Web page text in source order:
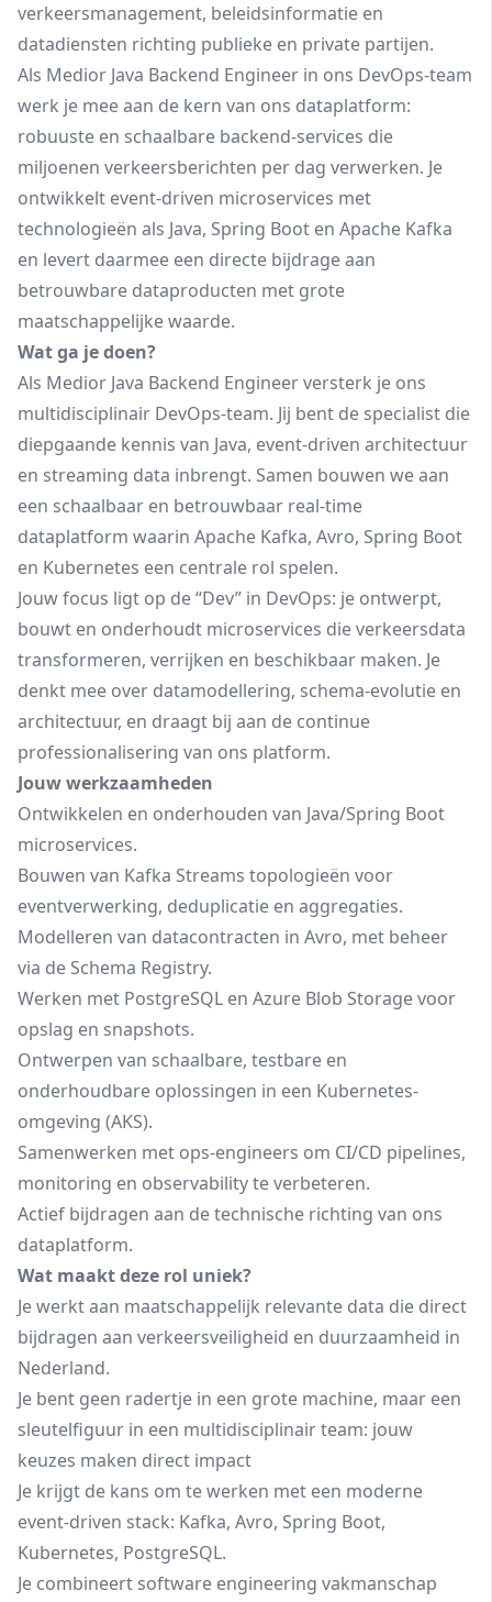
verkeersmanagement, beleidsinformatie en
datadiensten richting publieke en private partijen.
Als Medior Java Backend Engineer in ons DevOps-team
werk je mee aan de kern van ons dataplatform:
robuuste en schaalbare backend-services die
miljoenen verkeersberichten per dag verwerken. Je
ontwikkelt event-driven microservices met
technologieën als Java, Spring Boot en Apache Kafka
en levert daarmee een directe bijdrage aan
betrouwbare dataproducten met grote
maatschappelijke waarde.
Wat ga je doen?
Als Medior Java Backend Engineer versterk je ons
multidisciplinair DevOps-team. Jij bent de specialist die
diepgaande kennis van Java, event-driven architectuur
en streaming data inbrengt. Samen bouwen we aan
een schaalbaar en betrouwbaar real-time
dataplatform waarin Apache Kafka, Avro, Spring Boot
en Kubernetes een centrale rol spelen.
Jouw focus ligt op de “Dev” in DevOps: je ontwerpt,
bouwt en onderhoudt microservices die verkeersdata
transformeren, verrijken en beschikbaar maken. Je
denkt mee over datamodellering, schema-evolutie en
architectuur, en draagt bij aan de continue
professionalisering van ons platform.
Jouw werkzaamheden
Ontwikkelen en onderhouden van Java/Spring Boot
microservices.
Bouwen van Kafka Streams topologieën voor
eventverwerking, deduplicatie en aggregaties.
Modelleren van datacontracten in Avro, met beheer
via de Schema Registry.
Werken met PostgreSQL en Azure Blob Storage voor
opslag en snapshots.
Ontwerpen van schaalbare, testbare en
onderhoudbare oplossingen in een Kubernetes-
omgeving (AKS).
Samenwerken met ops-engineers om CI/CD pipelines,
monitoring en observability te verbeteren.
Actief bijdragen aan de technische richting van ons
dataplatform.
Wat maakt deze rol uniek?
Je werkt aan maatschappelijk relevante data die direct
bijdragen aan verkeersveiligheid en duurzaamheid in
Nederland.
Je bent geen radertje in een grote machine, maar een
sleutelfiguur in een multidisciplinair team: jouw
keuzes maken direct impact
Je krijgt de kans om te werken met een moderne
event-driven stack: Kafka, Avro, Spring Boot,
Kubernetes, PostgreSQL.
Je combineert software engineering vakmanschap